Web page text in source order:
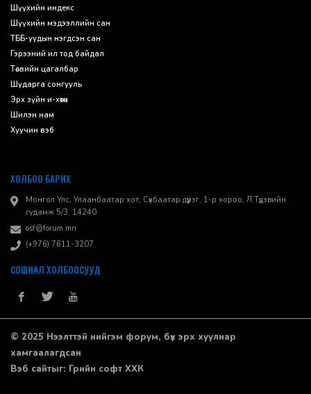
Шүүхийн индекс
Шүүхийн мэдээллийн сан
ТББ-уудын нэгдсэн сан
Гэрээний ил тод байдал
Төсвийн цагалбар
Шударга сонгууль
Эрх зүйн и-хөтөч
Шилэн нам
Хуучин вэб
ХОЛБОО БАРИХ
Монгол Улс, Улаанбаатар хот, Сүхбаатар дүүрэг, 1-р хороо, ​Л.Түдэвийн
гудамж 5/3, 14240
osf@forum.mn
(+976) 7611-3207
СОШИАЛ ХОЛБООСУУД
© 2025 Нээлттэй нийгэм форум, бүх эрх хуулиар
хамгаалагдсан
Вэб сайтыг: Грийн софт ХХК